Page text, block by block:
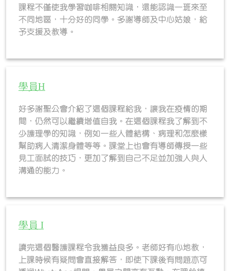
課程不僅使我學習咖啡相關知識，還能認識一班來至
不同地區，十分好的同學。多謝導師及中心姑娘，給
予支援及教導。
學員H
好多謝聖公會介紹了這個課程給我，讓我在疫情的期
間，仍然可以繼續增值自我。在這個課程我了解到不
少護理學的知識，例如一些人體結構、病理和怎麼樣
幫助病人清潔身體等等。課堂上也會有導師傳授一些
見工面試的技巧，更加了解到自己不足並加強人與人
溝通的能力。
學員 I
讀完這個醫護課程令我獲益良多。老師好有心地教，
上課時候有疑問會直接解答，即使下課後有問題亦可